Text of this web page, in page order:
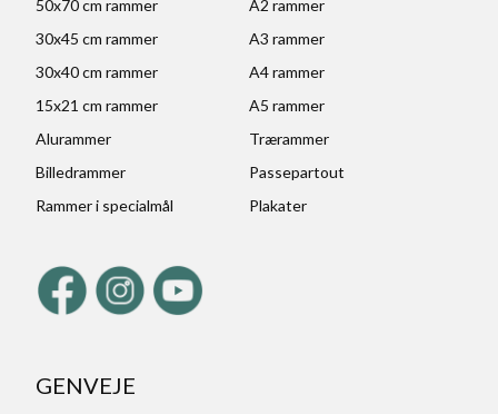
50x70 cm rammer
A2 rammer
30x45 cm rammer
A3 rammer
30x40 cm rammer
A4 rammer
15x21 cm rammer
A5 rammer
Alurammer
Trærammer
Billedrammer
Passepartout
Rammer i specialmål
Plakater
GENVEJE